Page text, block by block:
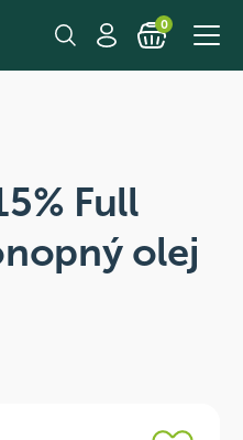
0
Full
olej